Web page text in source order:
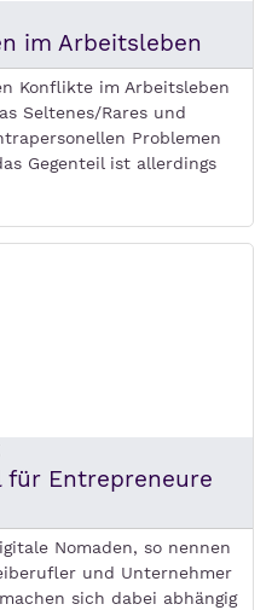
im Arbeitsleben
Konflikte im Arbeitsleben
Seltenes/Rares und
Problemen
Gegenteil ist allerdings
für Entrepreneure
Nomaden, so nennen
und Unternehmer
sich dabei abhängig